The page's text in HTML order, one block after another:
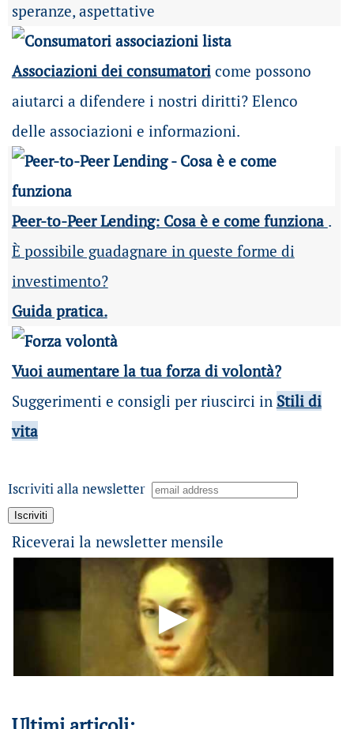
speranze, aspettative
Associazioni dei consumatoricome possono
aiutarci a difendere i nostri diritti? Elenco
delle associazioni e informazioni.
Peer-to-Peer Lending: Cosa è e come funziona .
È possibile guadagnare in queste forme di
investimento?
Guida pratica.
Vuoi aumentare la tua forza di volontà?
Suggerimenti e consigli per riuscirci in Stili di
vita
Iscriviti alla newsletter
Riceverai la newsletter mensile